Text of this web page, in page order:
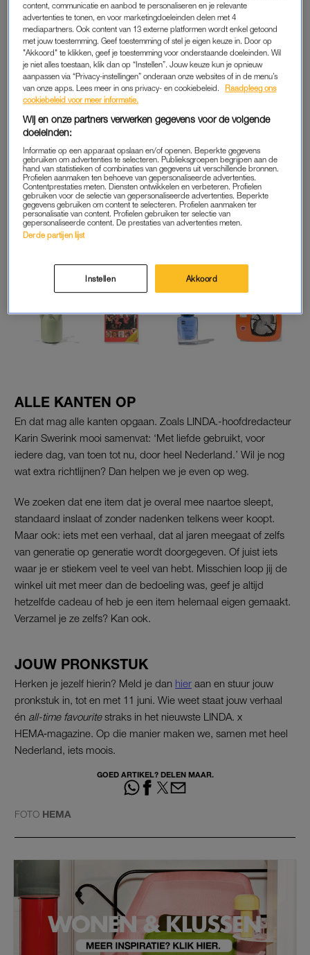
Even rondkijken voor handige items in huis? Ook daarvoor ben
je op de juiste plek. We hebben het, natuurlijk, over de
‘Hollandsche Eenheidsprijzen Maatschappij Amsterdam’,
oftewel: HEMA.
En laten we eerlijk zijn: ook wij hebben onze favorieten van het
merk. Vandupes van designertassen
geuren– zoals de samenwerking met parfummerk Fugazzi –
tot eenviral denim jumpsuit
we vooral benieuwd naar die van jou. Waarom? We werken
aan een gloednieuw LINDA. x HEMA-magazine, waarin jouw
pronkstuk mét verhaal zomaar een plekje kan krijgen.
ALLE KANTEN OP
En dat mag alle kanten opgaan. Zoals LINDA.-hoofdredacteur
Karin Swerink mooi samenvat: ‘Met liefde gebruikt, voor
iedere dag, van toen tot nu, door heel Nederland.’ Wil je nog
wat extra richtlijnen? Dan helpen we je even op weg.
We zoeken dat ene item dat je overal mee naartoe sleept,
standaard inslaat of zonder nadenken telkens weer koopt.
Maar ook: iets met een verhaal, dat al jaren meegaat of zelfs
van generatie op generatie wordt doorgegeven. Of juist iets
waar je er stiekem veel te veel van hebt. Misschien loop jij de
winkel uit met meer dan de bedoeling was, geef je altijd
hetzelfde cadeau of heb je een item helemaal eigen gemaakt.
Verzamel je ze zelfs? Kan ook.
JOUW PRONKSTUK
Herken je jezelf hierin? Meld je dan hier aan en stuur jouw
pronkstuk in, tot en met 11 juni. Wie weet staat jouw verhaal
én all-time favouritestraks in het nieuwste LINDA. x
HEMA‑magazine. Op die manier maken we, samen met heel
Nederland, iets moois.
GOED ARTIKEL? DELEN MAAR.
FOTO HEMA
content, communicatie en aanbod te personaliseren en je relevante
advertenties te tonen, en voor marketingdoeleinden delen met 4
mediapartners. Ook content van 13 externe platformen wordt enkel getoond
met jouw toestemming. Geef toestemming of stel je eigen keuze in. Door op
"Akkoord" te klikken, geef je toestemming voor onderstaande doeleinden. Wil
je niet alles toestaan, klik dan op “Instellen”. Jouw keuze kun je opnieuw
aanpassen via “Privacy-instellingen” onderaan onze websites of in de menu’s
van onze apps. Lees meer in ons privacy- en cookiebeleid.
Raadpleeg ons
cookiebeleid voor meer informatie.
Wij en onze partners verwerken gegevens voor de volgende
doeleinden:
Informatie op een apparaat opslaan en/of openen. Beperkte gegevens
gebruiken om advertenties te selecteren. Publieksgroepen begrijpen aan de
hand van statistieken of combinaties van gegevens uit verschillende bronnen.
Profielen aanmaken ten behoeve van gepersonaliseerde advertenties.
Contentprestaties meten. Diensten ontwikkelen en verbeteren. Profielen
gebruiken voor de selectie van gepersonaliseerde advertenties. Beperkte
gegevens gebruiken om content te selecteren. Profielen aanmaken ter
personalisatie van content. Profielen gebruiken ter selectie van
gepersonaliseerde content. De prestaties van advertenties meten.
Derde partijen lijst
Instellen Akkoord